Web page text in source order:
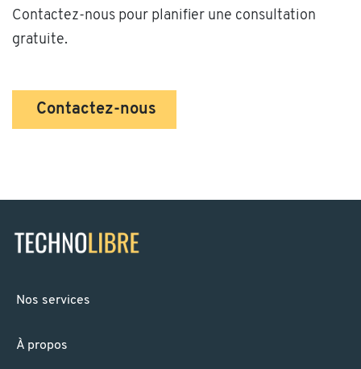
Contactez-nous pour planifier une consultation
gratuite.
Contactez-nous
Nos services
À propos